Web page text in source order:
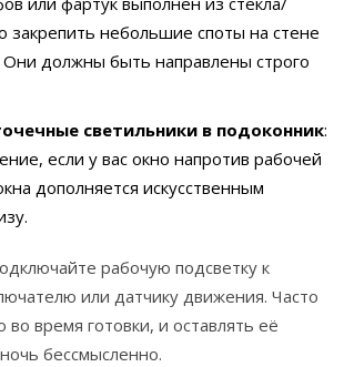
закрепить небольшие споты на стене
должны быть направлены строго
светильники в подоконник:
если у вас окно напротив рабочей
дополняется искусственным
рабочую подсветку к
или датчику движения. Часто
во время готовки, и оставлять её
бессмысленно.